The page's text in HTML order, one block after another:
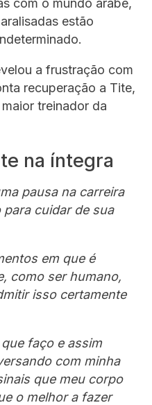
com o mundo árabe,
estão
a frustração com
recuperação a Tite,
treinador da
na íntegra
pausa na carreira
cuidar de sua
em que é
como ser humano,
isso certamente
faço e assim
com minha
que meu corpo
o melhor a fazer